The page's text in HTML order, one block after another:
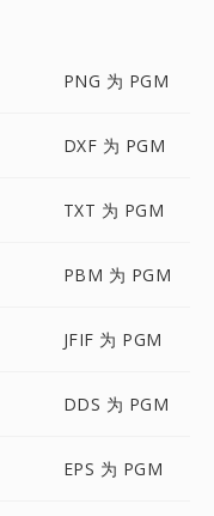
PNG 为 PGM
DXF 为 PGM
TXT 为 PGM
PBM 为 PGM
JFIF 为 PGM
DDS 为 PGM
EPS 为 PGM